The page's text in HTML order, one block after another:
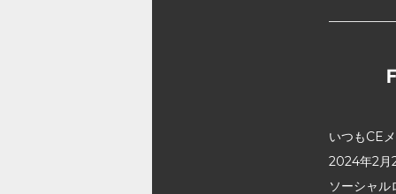
いつもCE
2024年2月
ソーシャ